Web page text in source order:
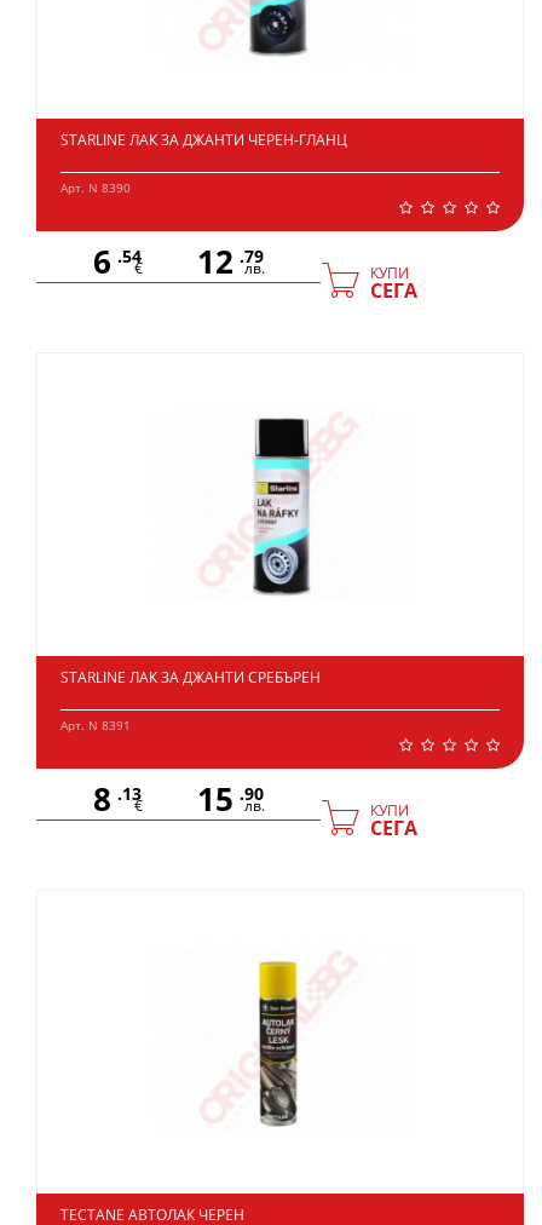
STARLINE ЛАК ЗА ДЖАНТИ ЧЕРЕН-ГЛАНЦ
Арт. N 8390
6 .54
€ 12 .79
лв. КУПИ
СЕГА
STARLINE ЛАК ЗА ДЖАНТИ СРЕБЪРЕН
Арт. N 8391
8 .13
€ 15 .90
лв. КУПИ
СЕГА
TECTANE АВТОЛАК ЧЕРЕН